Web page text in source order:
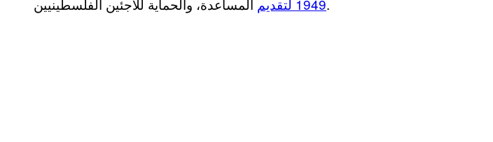
1949 لتقديمالمساعدة، والحماية للاجئين الفلسطينيين.